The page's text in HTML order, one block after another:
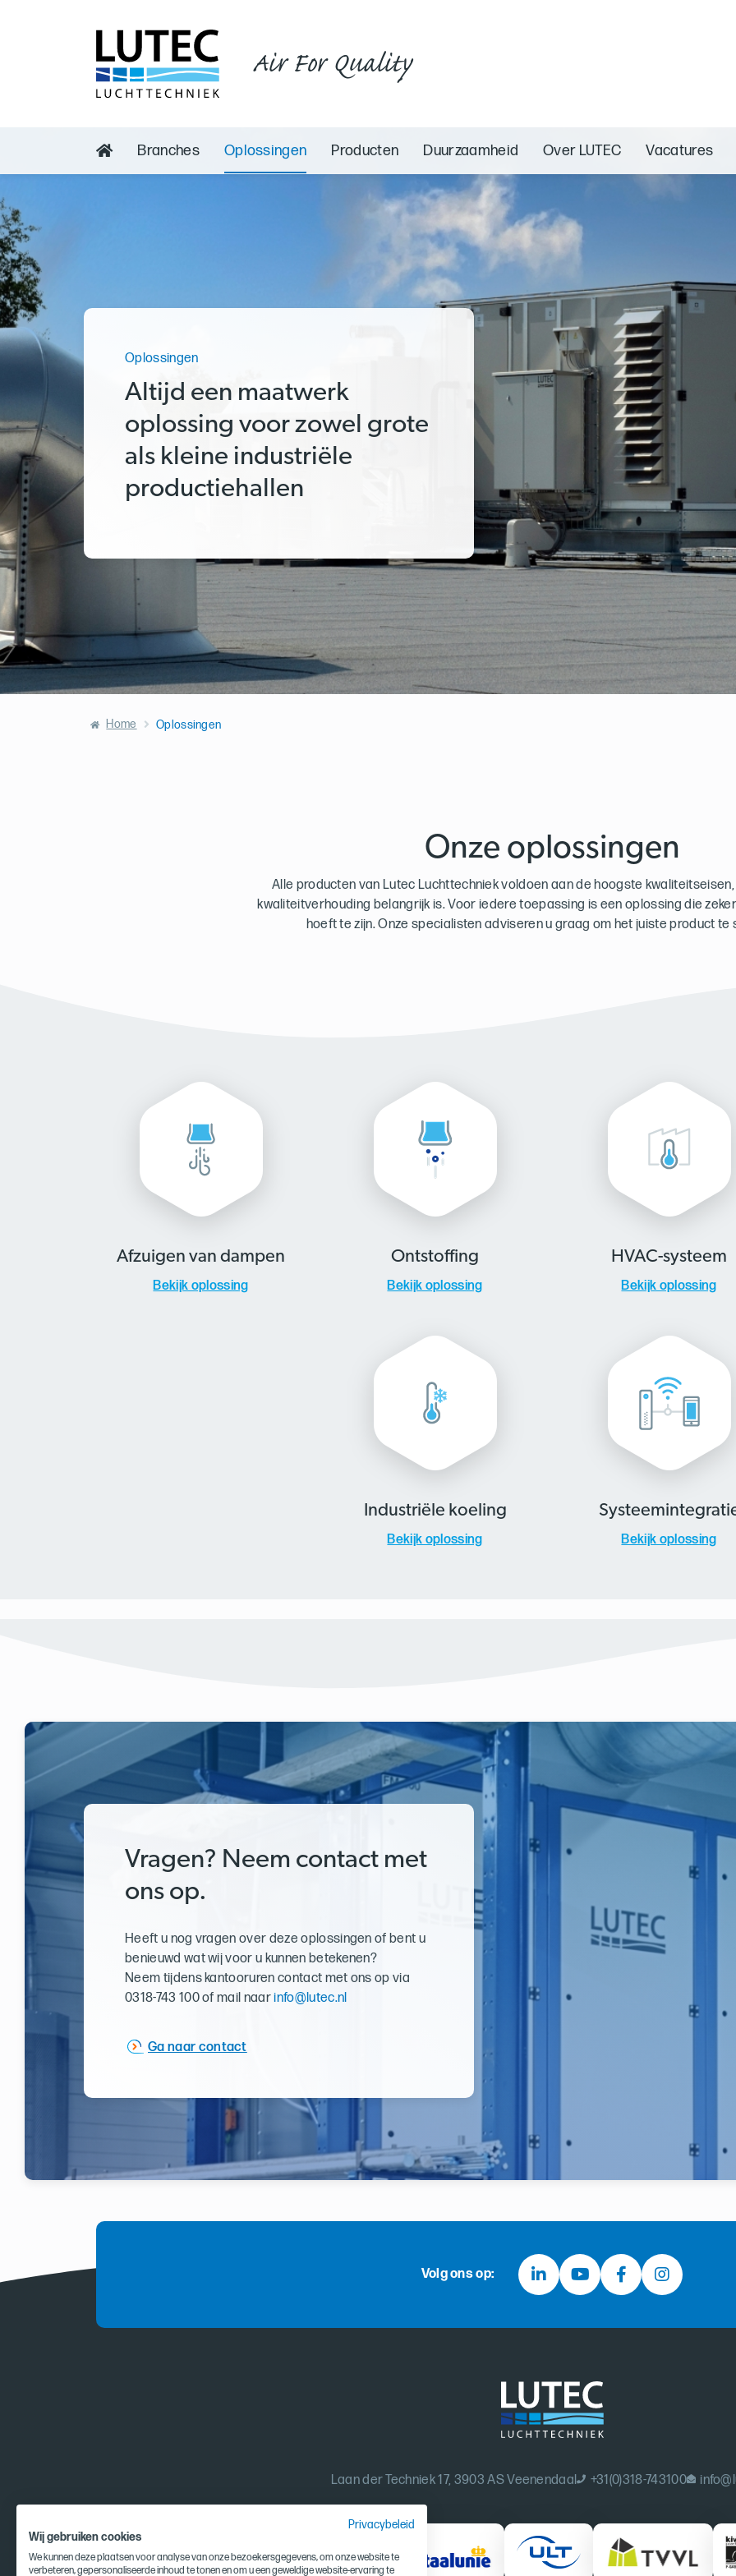
Air For Quality
Branches Oplossingen Producten Duurzaamheid Over LUTEC Vacatures
Oplossingen
Altijd een maatwerk
oplossing voor zowel grote
als kleine industriële
productiehallen
Home Oplossingen
Onze oplossingen
Alle producten van Lutec Luchttechniek voldoen aan de hoogste
kwaliteitverhouding belangrijk is. Voor iedere toepassing is een oplossing die
hoeft te zijn. Onze specialisten adviseren u graag om het juiste product te
Afzuigen van dampen
Bekijk oplossing
Ontstoffing
Bekijk oplossing
HVAC-systeem
Bekijk oplossing
Industriële koeling
Bekijk oplossing Bekijk oplossing
Vragen? Neem contact met
ons op.
Heeft u nog vragen over deze oplossingen of bent u
benieuwd wat wij voor u kunnen betekenen?
Neem tijdens kantooruren contact met ons op via
0318-743 100 of mail naarinfo@lutec.nl
Ga naar contact
Volg ons op:
Laan der Techniek 17, 3903 AS Veenendaal +31(0)318-743100
Privacybeleid
Wij gebruiken cookies
We kunnen deze plaatsen voor analyse van onze bezoekersgegevens, om onze website te
verbeteren, gepersonaliseerde inhoud te tonen en om u een geweldige website-ervaring te